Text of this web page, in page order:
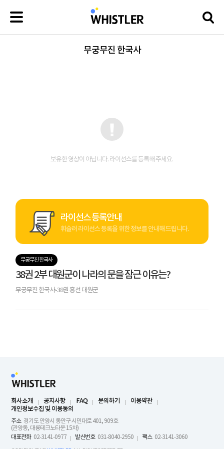
무궁무진 한국사
보유한 영상이 아닙니다. 라이선스를 등록해 주세요.
라이선스 등록안내
휘슬러 라이선스 등록을 위한 정보를 안내해 드립니다.
무궁무진 한국사
38권 2부 대원군이 나라의 문을 잠근 이유는?
무궁무진 한국사-38권 흥선 대원군
회사소개 공지사항 FAQ 문의하기
이용약관
개인정보수집 및 이용동의
주소 경기도 안양시 동안구 시민대로 401, 909호
(관양동, 대륭테크노타운 15차)
대표전화 02-3141-0977 발신번호 031-8040-2950 팩스 02-3141-3060